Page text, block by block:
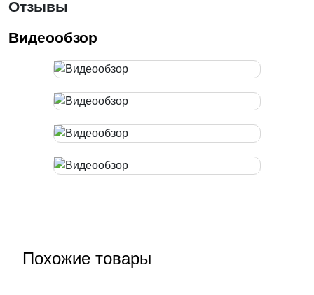
Отзывы
Видеообзор
Похожие товары